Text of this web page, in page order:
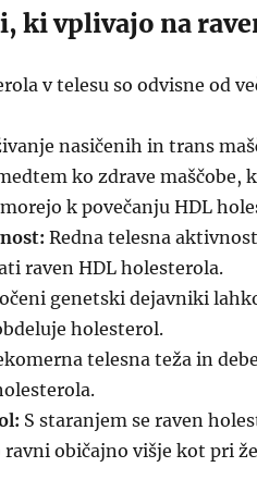
ki vplivajo na
v telesu so odvisne od
nasičenih in trans
ko zdrave maščobe,
k povečanju HDL
Redna telesna
raven HDL holesterola.
genetski dejavniki
holesterol.
telesna teža in
S staranjem se raven
ravni običajno višje kot pri